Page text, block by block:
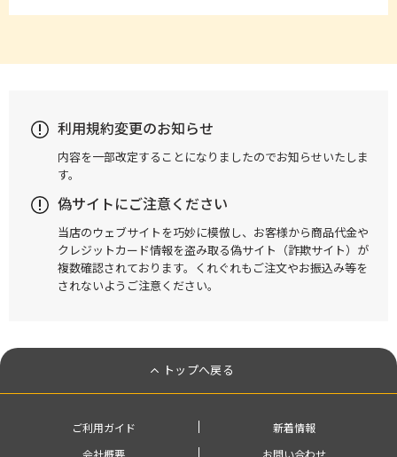
利用規約変更のお知らせ
内容を一部改定することになりましたのでお知らせいたしま
す。
偽サイトにご注意ください
当店のウェブサイトを巧妙に模倣し、お客様から商品代金や
クレジットカード情報を盗み取る偽サイト（詐欺サイト）が
複数確認されております。くれぐれもご注文やお振込み等を
されないようご注意ください。
トップへ戻る
ご利用ガイド
新着情報
会社概要
お問い合わせ